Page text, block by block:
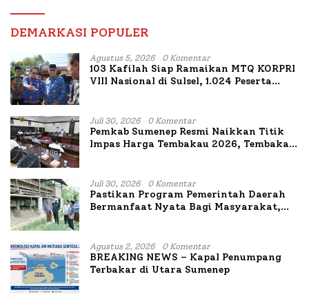
DEMARKASI POPULER
Agustus 5, 2026 0 Komentar
103 Kafilah Siap Ramaikan MTQ KORPRI
VIII Nasional di Sulsel, 1.024 Peserta
Juli 30, 2026 0 Komentar
Pemkab Sumenep Resmi Naikkan Titik
Impas Harga Tembakau 2026, Tembakau
Juli 30, 2026 0 Komentar
Pastikan Program Pemerintah Daerah
Bermanfaat Nyata Bagi Masyarakat,
Bataal Timur
Agustus 2, 2026 0 Komentar
BREAKING NEWS – Kapal Penumpang
Terbakar di Utara Sumenep